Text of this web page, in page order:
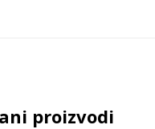
proizvodi